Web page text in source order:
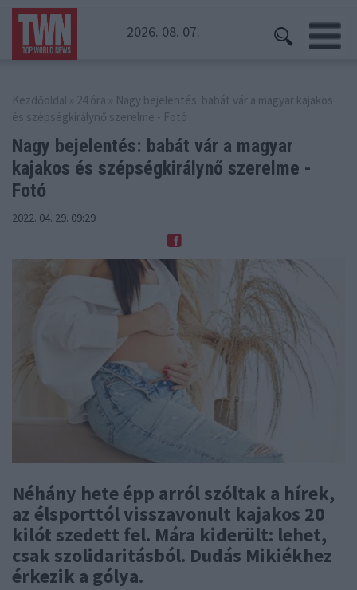
2026. 08. 07.
Kezdőoldal » 24 óra » Nagy bejelentés: babát vár a magyar kajakos
és szépségkirálynő szerelme - Fotó
Nagy bejelentés: babát vár a magyar
kajakos és szépségkirálynő szerelme -
Fotó
2022. 04. 29. 09:29
Néhány hete épp arról szóltak a hírek,
az élsporttól visszavonult kajakos 20
kilót szedett fel. Mára kiderült: lehet,
csak szolidaritásból. Dudás Mikiékhez
érkezik a gólya.